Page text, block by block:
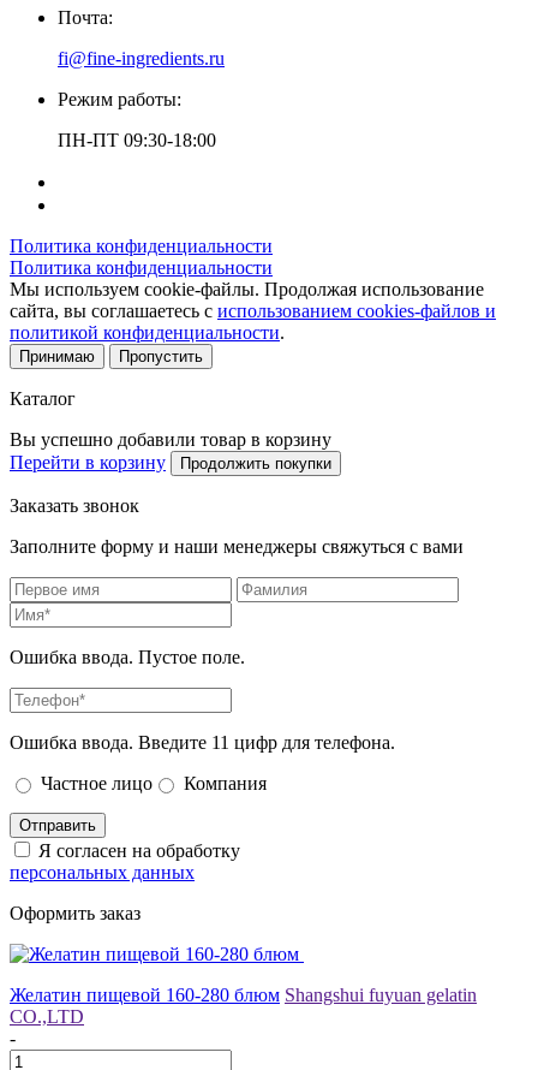
Почта:
fi@fine-ingredients.ru
Режим работы:
ПН-ПТ 09:30-18:00
Политика конфиденциальности
Политика конфиденциальности
Мы используем cookie-файлы. Продолжая использование
сайта, вы соглашаетесь с использованием cookies-файлов и
политикой конфиденциальности.
Принимаю Пропустить
Каталог
Вы успешно добавили товар в корзину
Перейти в корзину
Продолжить покупки
Заказать звонок
Заполните форму и наши менеджеры свяжуться с вами
Ошибка ввода. Пустое поле.
Ошибка ввода. Введите 11 цифр для телефона.
Частное лицо
Компания
Отправить
Я согласен на обработку
персональных данных
Оформить заказ
Желатин пищевой 160-280 блюм Shangshui fuyuan gelatin
CO.,LTD
-